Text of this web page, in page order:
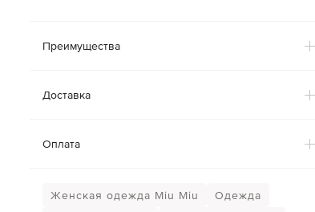
Преимущества
Доставка
Оплата
Женская одежда Miu Miu
Одежда